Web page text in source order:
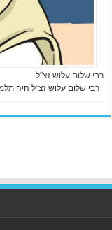
רבי שלום עלוש זצ"ל
רבי שלום עלוש זצ"ל היה